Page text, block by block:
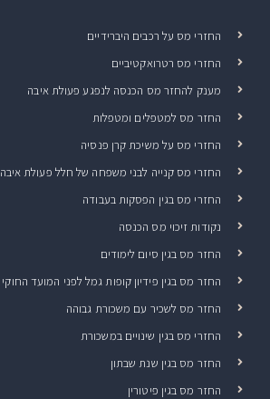
החזרי מס על רכבים היברידיים
החזרי מס רטרואקטיביים
מענק להחזר מס הכנסה לנפגע פעולת איבה
החזר מס למטפלים ומטפלות
החזרי מס על משיכת קרן פנסיה
החזרי מס קנייה לבני משפחה של חלל פעולת איבה
החזרי מס בגין הפסקות בעבודה
נקודות זיכוי מס הכנסה
החזר מס בגין סיום לימודים
החזר מס בגין פידיון קופות גמל לפני המועד החוקי
החזר מס לשכיר עם משכורת גבוהה
החזרי מס בגין שינויים במשכורת
החזר מס בגין שנת שבתון
החזר מס בגין פיטורין